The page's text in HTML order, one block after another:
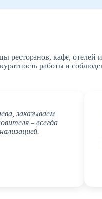
ресторанов, кафе, отелей
работы и
заказываем
– всегда